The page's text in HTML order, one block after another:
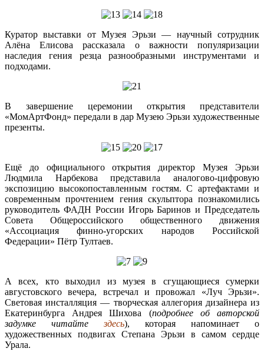
Куратор выставки от Музея Эрьзи — научный сотрудник
Алёна Елисова рассказала о важности популяризации
наследия гения резца разнообразными инструментами и
подходами.
В завершение церемонии открытия представители
«МомАртФонд» передали в дар Музею Эрьзи художественные
презенты.
Ещё до официального открытия директор Музея Эрьзи
Людмила Нарбекова представила аналогово-цифровую
экспозицию высокопоставленным гостям. С артефактами и
современным прочтением гения скульптора познакомились
руководитель ФАДН России Игорь Баринов и Председатель
Совета Общероссийского общественного движения
«Ассоциация финно-угорских народов Российской
Федерации» Пётр Тултаев.
А всех, кто выходил из музея в сгущающиеся сумерки
августовского вечера, встречал и провожал «Луч Эрьзи».
Световая инсталляция — творческая аллегория дизайнера из
Екатеринбурга Андрея Шихова (подробнее об авторской
задумке читайтездесь), которая напоминает о
художественных подвигах Степана Эрьзи в самом сердце
Урала.